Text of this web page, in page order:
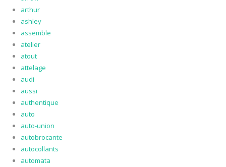
arthur
ashley
assemble
atelier
atout
attelage
audi
aussi
authentique
auto
auto-union
autobrocante
autocollants
automata